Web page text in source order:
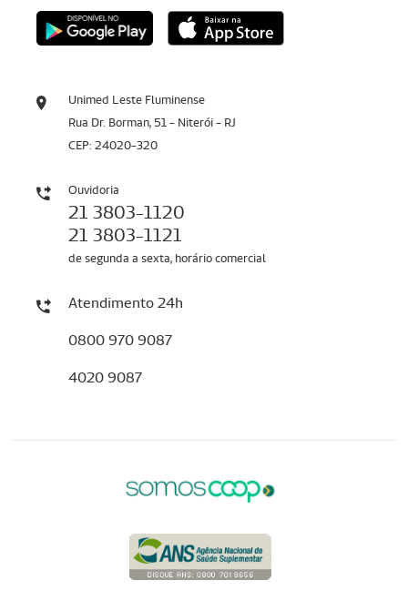
Unimed Leste Fluminense
Rua Dr. Borman, 51 - Niterói - RJ
CEP: 24020-320
Ouvidoria
21 3803-1120
21 3803-1121
de segunda a sexta, horário comercial
Atendimento 24h
0800 970 9087
4020 9087